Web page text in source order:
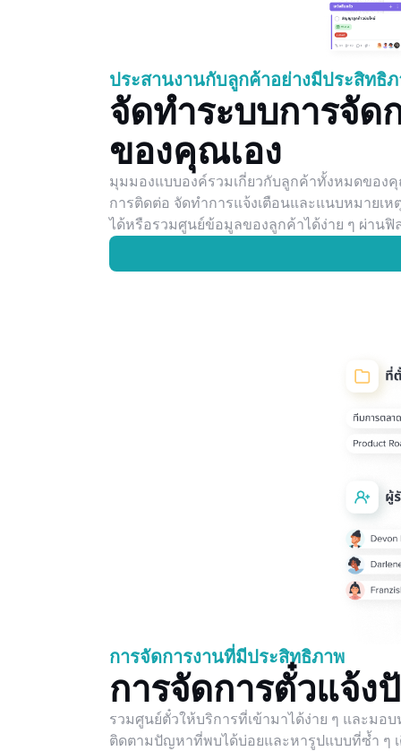
ประสานงานกับลูกค้าอย่างมีประสิทธิ
จัดทำระบบการจัด
ของคุณเอง
มุมมองแบบองค์รวมเกี่ยวกับลูกค้าทั้งหมดของ
การติดต่อ จัดทำการแจ้งเตือนและแนบหมายเ
ได้หรือรวมศูนย์ข้อมูลของลูกค้าได้ง่าย ๆ ผ่านฟิ
การจัดการงานที่มีประสิทธิภาพ
การจัดการตั๋วแจ้
รวมศูนย์ตั๋วให้บริการที่เข้ามาได้ง่าย ๆ และม
ติดตามปัญหาที่พบได้บ่อยและหารูปแบบที่ซ้ำ ๆ